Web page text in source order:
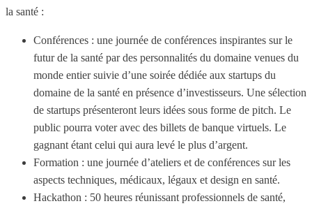
la santé :
Conférences : une journée de conférences inspirantes sur le
futur de la santé par des personnalités du domaine venues du
monde entier suivie d’une soirée dédiée aux startups du
domaine de la santé en présence d’investisseurs. Une sélection
de startups présenteront leurs idées sous forme de pitch. Le
public pourra voter avec des billets de banque virtuels. Le
gagnant étant celui qui aura levé le plus d’argent.
Formation : une journée d’ateliers et de conférences sur les
aspects techniques, médicaux, légaux et design en santé.
Hackathon : 50 heures réunissant professionnels de santé,